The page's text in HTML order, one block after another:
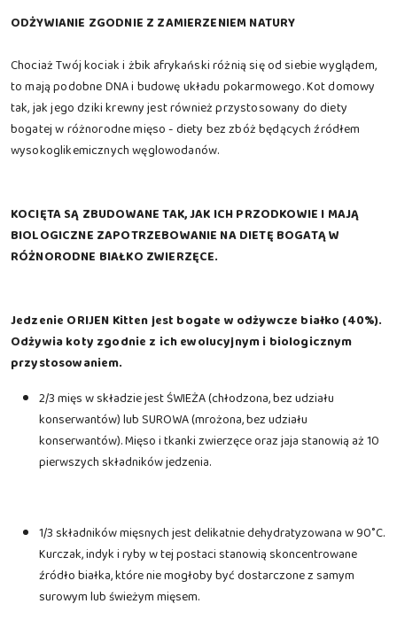
ODŻYWIANIE ZGODNIE Z ZAMIERZENIEM NATURY
Chociaż Twój kociak i żbik afrykański różnią się od siebie wyglądem,
to mają podobne DNA i budowę układu pokarmowego. Kot domowy
tak, jak jego dziki krewny jest również przystosowany do diety
bogatej w różnorodne mięso - diety bez zbóż będących źródłem
wysokoglikemicznych węglowodanów.
KOCIĘTA SĄ ZBUDOWANE TAK, JAK ICH PRZODKOWIE I MAJĄ
BIOLOGICZNE ZAPOTRZEBOWANIE NA DIETĘ BOGATĄ W
RÓŻNORODNE BIAŁKO ZWIERZĘCE.
Jedzenie ORIJEN Kitten jest bogate w odżywcze białko (40%).
Odżywia koty zgodnie z ich ewolucyjnym i biologicznym
przystosowaniem.
2/3 mięs w składzie jest ŚWIEŻA (chłodzona, bez udziału
konserwantów) lub SUROWA (mrożona, bez udziału
konserwantów). Mięso i tkanki zwierzęce oraz jaja stanowią aż 10
pierwszych składników jedzenia.
1/3 składników mięsnych jest delikatnie dehydratyzowana w 90˚C.
Kurczak, indyk i ryby w tej postaci stanowią skoncentrowane
źródło białka, które nie mogłoby być dostarczone z samym
surowym lub świeżym mięsem.